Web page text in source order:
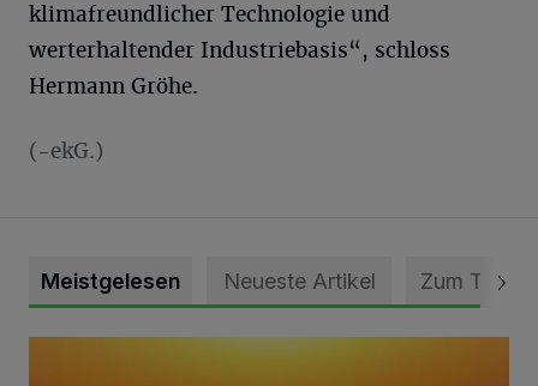
klimafreundlicher Technologie und
werterhaltender Industriebasis“, schloss
Hermann Gröhe.
(-ekG.)
Meistgelesen Neueste Artikel Zum Thema
Die schönsten Sommermomente gesucht